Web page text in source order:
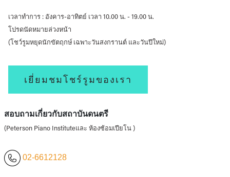
เวลาทำการ : อังคาร-อาทิตย์ เวลา 10.00 น. - 19.00 น.
โปรดนัดหมายล่วงหน้า
(โชว์รูมหยุดนักขัตฤกษ์ เฉพาะวันสงกรานต์ และวันปีใหม่)
เยี่ยมชมโชร์รูมของเรา
สอบถามเกี่ยวกับสถาบันดนตรี
(Peterson Piano Instituteและ ห้องซ้อมเปียโน )
02-6612128